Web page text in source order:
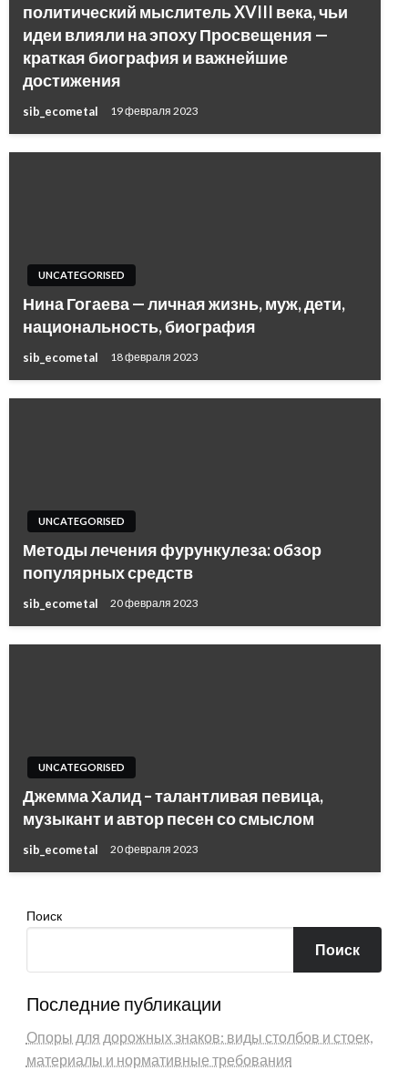
политический мыслитель XVIII века, чьи
идеи влияли на эпоху Просвещения —
краткая биография и важнейшие
достижения
sib_ecometal 19 февраля 2023
UNCATEGORISED
Нина Гогаева — личная жизнь, муж, дети,
национальность, биография
sib_ecometal 18 февраля 2023
UNCATEGORISED
Методы лечения фурункулеза: обзор
популярных средств
sib_ecometal 20 февраля 2023
UNCATEGORISED
Джемма Халид – талантливая певица,
музыкант и автор песен со смыслом
sib_ecometal 20 февраля 2023
Поиск
Поиск
Последние публикации
Опоры для дорожных знаков: виды столбов и стоек,
материалы и нормативные требования